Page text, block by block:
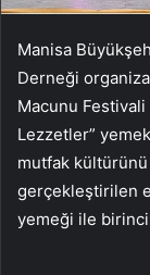
Manisa
Derneği
Macunu Festivali
Lezzetler”
mutfak kültürünü
gerçekleştirilen
yemeği ile